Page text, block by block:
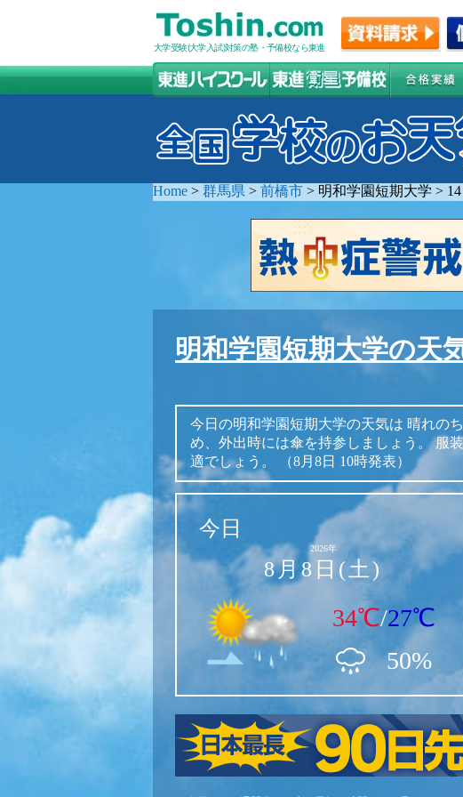
大学受験(大学入試)対策の塾・予備校なら東進
Home > 群馬県 > 前橋市 > 明和学園短期大学 >
明和学園短期大学の天
今日の明和学園短期大学の天気は 晴れのち
め、外出時には傘を持参しましょう。 服
適でしょう。
（8月8日 10時発表）
今日
2026年
8月8日(土)
34℃/27℃
50%